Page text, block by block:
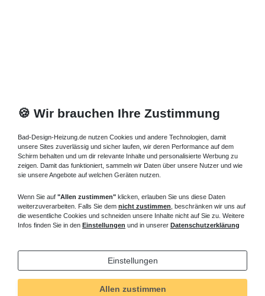
1800
🍪 Wir brauchen Ihre Zustimmung
Bad-Design-Heizung.de nutzen Cookies und andere Technologien, damit
unsere Sites zuverlässig und sicher laufen, wir deren Performance auf dem
Schirm behalten und um dir relevante Inhalte und personalisierte Werbung zu
zeigen. Damit das funktioniert, sammeln wir Daten über unsere Nutzer und wie
sie unsere Angebote auf welchen Geräten nutzen.
Wenn Sie auf "Allen zustimmen" klicken, erlauben Sie uns diese Daten
weiterzuverarbeiten. Falls Sie dem nicht zustimmen , beschränken wir uns auf
die wesentliche Cookies und schneiden unsere Inhalte nicht auf Sie zu. Weitere
Infos finden Sie in den Einstellungen und in unserer Datenschutzerklärung
Einstellungen
Allen zustimmen